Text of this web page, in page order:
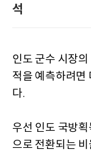
석
인도 군수 시장
적을 예측하려면
다.
우선 인도 국방
으로 전환되는